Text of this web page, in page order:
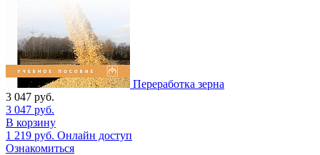
Переработка зерна
3 047 руб.
3 047 руб.
В корзину
1 219 руб. Онлайн доступ
Ознакомиться